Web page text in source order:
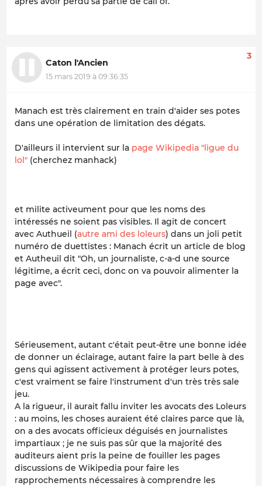
Caton l'Ancien
15 mars 2019 à 09:36:35
3
Manach est très clairement en train d'aider ses potes
dans une opération de limitation des dégats.
D'ailleurs il intervient sur la page Wikipedia "ligue du
lol" (cherchez manhack)
et milite activeument pour que les noms des
intéressés ne soient pas visibles. Il agit de concert
avec Authueil (autre ami des loleurs) dans un joli petit
numéro de duettistes : Manach écrit un article de blog
et Autheuil dit "Oh, un journaliste, c-a-d une source
légitime, a écrit ceci, donc on va pouvoir alimenter la
page avec".
Sérieusement, autant c'était peut-être une bonne idée
de donner un éclairage, autant faire la part belle à des
gens qui agissent activement à protéger leurs potes,
c'est vraiment se faire l'instrument d'un très très sale
jeu.
A la rigueur, il aurait fallu inviter les avocats des Loleurs
: au moins, les choses auraient été claires parce que là,
on a des avocats officieux déguisés en journalistes
impartiaux ; je ne suis pas sûr que la majorité des
auditeurs aient pris la peine de fouiller les pages
discussions de Wikipedia pour faire les
rapprochements nécessaires à comprendre les